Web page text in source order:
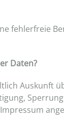
fehlerfreie
Daten?
Auskunft